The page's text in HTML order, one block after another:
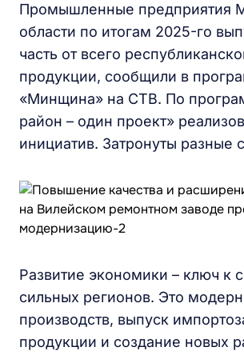
Промышленные предприятия
области по итогам 2025-го
часть от всего
продукции, сообщили в
«Минщина» на СТВ. По
район – один проект»
инициатив. Затронуты разные
Развитие экономики – ключ к
сильных регионов. Это
производств, выпуск
продукции и создание новых